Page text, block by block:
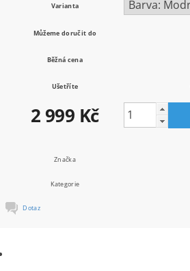
Varianta
Můžeme doručit do
Běžná cena
Ušetříte
2 999 Kč
Značka
Kategorie
Dotaz